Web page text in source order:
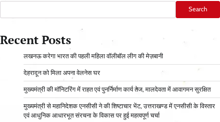
Search
Recent Posts
लखनऊ करेगा भारत की पहली महिला वॉलीबॉल लीग की मेज़बानी
देहरादून को मिला अपना वेलनेस घर
मुख्यमंत्री की मॉनिटरिंग में राहत एवं पुनर्निर्माण कार्य तेज, मालदेवता में आवागमन सुरक्षित
मुख्यमंत्री से महानिदेशक एनसीसी ने की शिष्टाचार भेंट, उत्तराखण्ड में एनसीसी के विस्तार
एवं आधुनिक आधारभूत संरचना के विकास पर हुई महत्वपूर्ण चर्चा